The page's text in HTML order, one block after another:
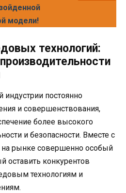
модели!
технологий:
индустрии постоянно
и совершенствования,
более высокого
и безопасности. Вместе с
на рынке совершенно особый
оставить конкурентов
технологиям и